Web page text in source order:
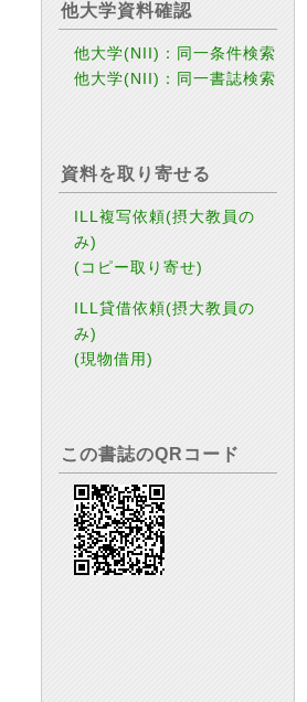
他大学資料確認
他大学(NII)：同一条件検索
他大学(NII)：同一書誌検索
資料を取り寄せる
ILL複写依頼(摂大教員の
み)
(コピー取り寄せ)
ILL貸借依頼(摂大教員の
み)
(現物借用)
この書誌のQRコード